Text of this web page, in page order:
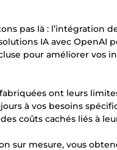
pas là : l’intégration
IA avec OpenAI
pour améliorer vos
ont leurs
à vos besoins
coûts cachés liés à
sur mesure, vous